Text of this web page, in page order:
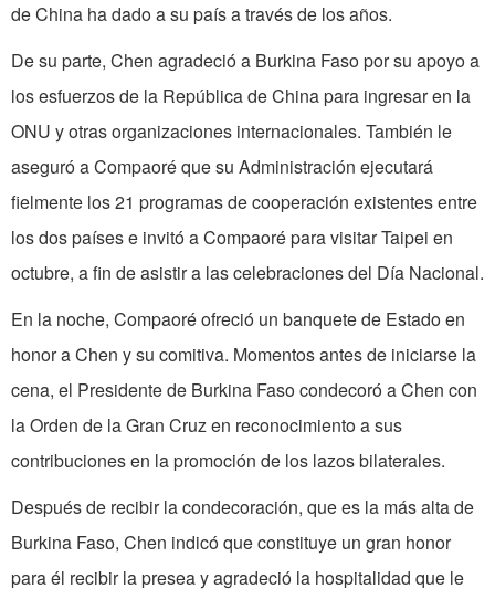
de China ha dado a su país a través de los años.
De su parte, Chen agradeció a Burkina Faso por su apoyo a
los esfuerzos de la República de China para ingresar en la
ONU y otras organizaciones internacionales. También le
aseguró a Compaoré que su Administración ejecutará
fielmente los 21 programas de cooperación existentes entre
los dos países e invitó a Compaoré para visitar Taipei en
octubre, a fin de asistir a las celebraciones del Día Nacional.
En la noche, Compaoré ofreció un banquete de Estado en
honor a Chen y su comitiva. Momentos antes de iniciarse la
cena, el Presidente de Burkina Faso condecoró a Chen con
la Orden de la Gran Cruz en reconocimiento a sus
contribuciones en la promoción de los lazos bilaterales.
Después de recibir la condecoración, que es la más alta de
Burkina Faso, Chen indicó que constituye un gran honor
para él recibir la presea y agradeció la hospitalidad que le